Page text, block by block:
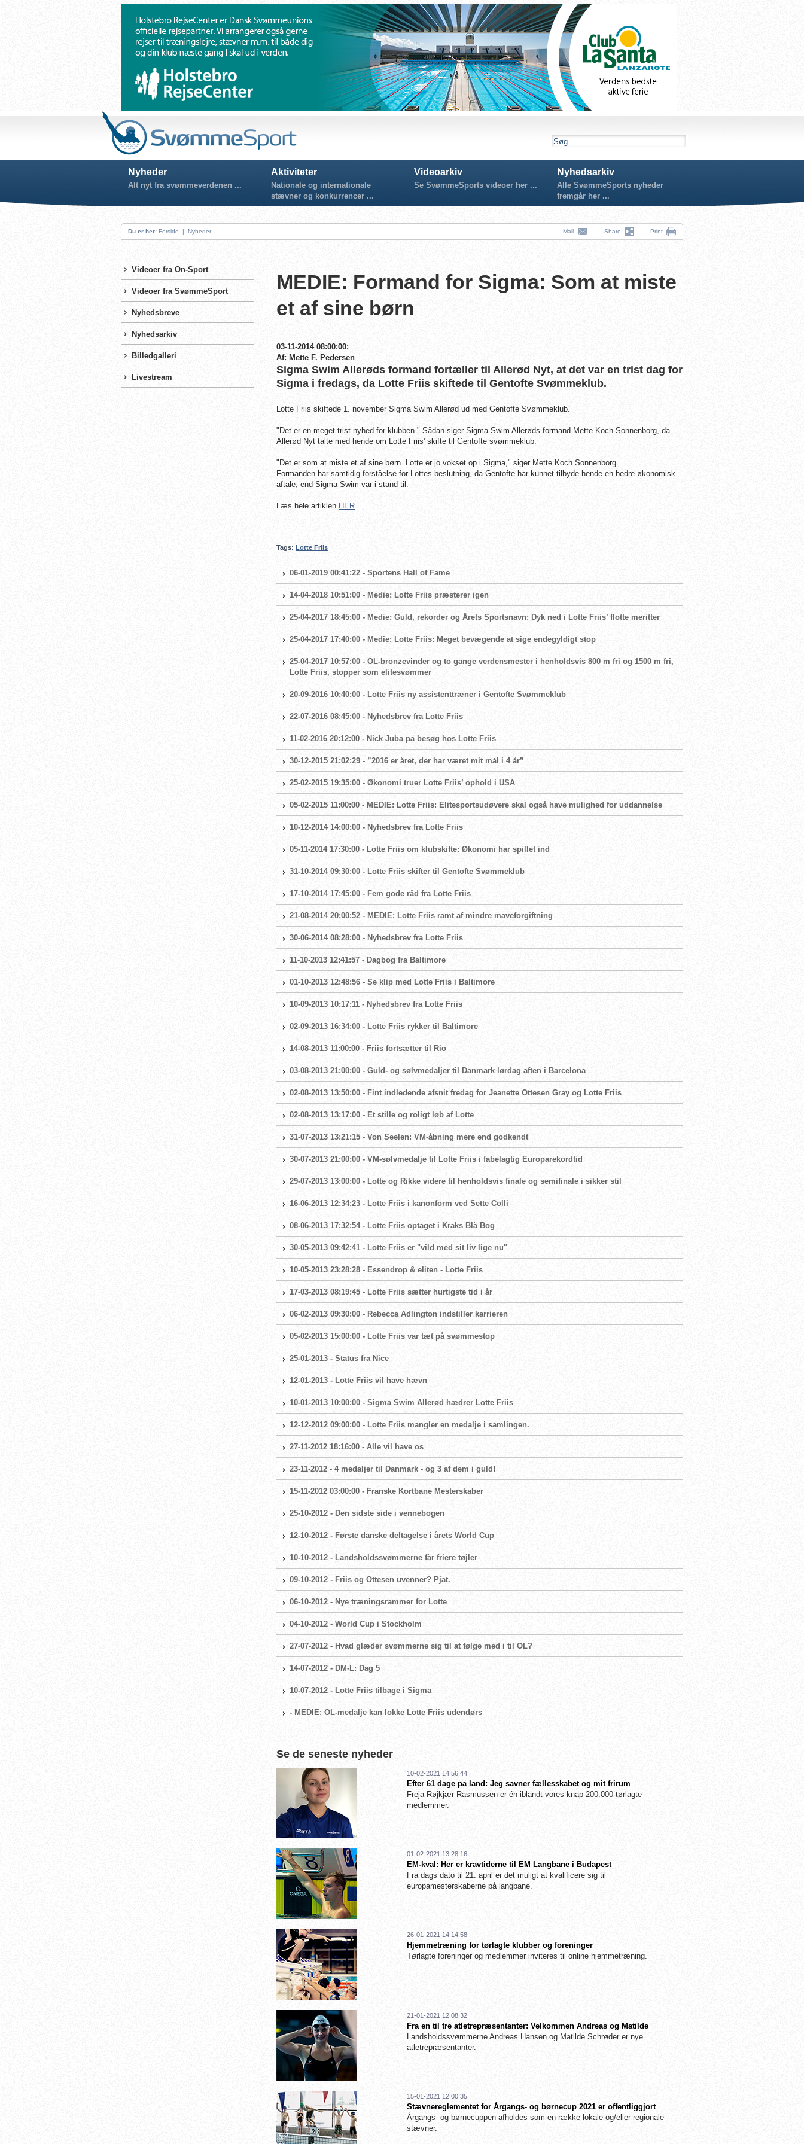
Nyheder
Alt nyt fra svømmeverdenen ...
Aktiviteter
Nationale og internationale
stævner og konkurrencer ...
Videoarkiv
Se SvømmeSports videoer her ...
Nyhedsarkiv
Alle SvømmeSports nyheder
fremgår her ...
Du er her: Forside | Nyheder Mail Share Print
Videoer fra On-Sport
Videoer fra SvømmeSport
Nyhedsbreve
Nyhedsarkiv
Billedgalleri
Livestream
MEDIE: Formand for Sigma: Som at miste
et af sine børn
03-11-2014 08:00:00:
Af: Mette F. Pedersen
Sigma Swim Allerøds formand fortæller til Allerød Nyt, at det var en trist dag for
Sigma i fredags, da Lotte Friis skiftede til Gentofte Svømmeklub.
Lotte Friis skiftede 1. november Sigma Swim Allerød ud med Gentofte Svømmeklub.
"Det er en meget trist nyhed for klubben." Sådan siger Sigma Swim Allerøds formand Mette Koch Sonnenborg, da
Allerød Nyt talte med hende om Lotte Friis' skifte til Gentofte svømmeklub.
"Det er som at miste et af sine børn. Lotte er jo vokset op i Sigma," siger Mette Koch Sonnenborg.
Formanden har samtidig forståelse for Lottes beslutning, da Gentofte har kunnet tilbyde hende en bedre økonomisk
aftale, end Sigma Swim var i stand til.
Læs hele artiklen HER
Tags: Lotte Friis
06-01-2019 00:41:22 - Sportens Hall of Fame
14-04-2018 10:51:00 - Medie: Lotte Friis præsterer igen
25-04-2017 18:45:00 - Medie: Guld, rekorder og Årets Sportsnavn: Dyk ned i Lotte Friis’ flotte meritter
25-04-2017 17:40:00 - Medie: Lotte Friis: Meget bevægende at sige endegyldigt stop
25-04-2017 10:57:00 - OL-bronzevinder og to gange verdensmester i henholdsvis 800 m fri og 1500 m fri,
Lotte Friis, stopper som elitesvømmer
20-09-2016 10:40:00 - Lotte Friis ny assistenttræner i Gentofte Svømmeklub
22-07-2016 08:45:00 - Nyhedsbrev fra Lotte Friis
11-02-2016 20:12:00 - Nick Juba på besøg hos Lotte Friis
30-12-2015 21:02:29 - ”2016 er året, der har været mit mål i 4 år”
25-02-2015 19:35:00 - Økonomi truer Lotte Friis’ ophold i USA
05-02-2015 11:00:00 - MEDIE: Lotte Friis: Elitesportsudøvere skal også have mulighed for uddannelse
10-12-2014 14:00:00 - Nyhedsbrev fra Lotte Friis
05-11-2014 17:30:00 - Lotte Friis om klubskifte: Økonomi har spillet ind
31-10-2014 09:30:00 - Lotte Friis skifter til Gentofte Svømmeklub
17-10-2014 17:45:00 - Fem gode råd fra Lotte Friis
21-08-2014 20:00:52 - MEDIE: Lotte Friis ramt af mindre maveforgiftning
30-06-2014 08:28:00 - Nyhedsbrev fra Lotte Friis
11-10-2013 12:41:57 - Dagbog fra Baltimore
01-10-2013 12:48:56 - Se klip med Lotte Friis i Baltimore
10-09-2013 10:17:11 - Nyhedsbrev fra Lotte Friis
02-09-2013 16:34:00 - Lotte Friis rykker til Baltimore
14-08-2013 11:00:00 - Friis fortsætter til Rio
03-08-2013 21:00:00 - Guld- og sølvmedaljer til Danmark lørdag aften i Barcelona
02-08-2013 13:50:00 - Fint indledende afsnit fredag for Jeanette Ottesen Gray og Lotte Friis
02-08-2013 13:17:00 - Et stille og roligt løb af Lotte
31-07-2013 13:21:15 - Von Seelen: VM-åbning mere end godkendt
30-07-2013 21:00:00 - VM-sølvmedalje til Lotte Friis i fabelagtig Europarekordtid
29-07-2013 13:00:00 - Lotte og Rikke videre til henholdsvis finale og semifinale i sikker stil
16-06-2013 12:34:23 - Lotte Friis i kanonform ved Sette Colli
08-06-2013 17:32:54 - Lotte Friis optaget i Kraks Blå Bog
30-05-2013 09:42:41 - Lotte Friis er "vild med sit liv lige nu"
10-05-2013 23:28:28 - Essendrop & eliten - Lotte Friis
17-03-2013 08:19:45 - Lotte Friis sætter hurtigste tid i år
06-02-2013 09:30:00 - Rebecca Adlington indstiller karrieren
05-02-2013 15:00:00 - Lotte Friis var tæt på svømmestop
25-01-2013 - Status fra Nice
12-01-2013 - Lotte Friis vil have hævn
10-01-2013 10:00:00 - Sigma Swim Allerød hædrer Lotte Friis
12-12-2012 09:00:00 - Lotte Friis mangler en medalje i samlingen.
27-11-2012 18:16:00 - Alle vil have os
23-11-2012 - 4 medaljer til Danmark - og 3 af dem i guld!
15-11-2012 03:00:00 - Franske Kortbane Mesterskaber
25-10-2012 - Den sidste side i vennebogen
12-10-2012 - Første danske deltagelse i årets World Cup
10-10-2012 - Landsholdssvømmerne får friere tøjler
09-10-2012 - Friis og Ottesen uvenner? Pjat.
06-10-2012 - Nye træningsrammer for Lotte
04-10-2012 - World Cup i Stockholm
27-07-2012 - Hvad glæder svømmerne sig til at følge med i til OL?
14-07-2012 - DM-L: Dag 5
10-07-2012 - Lotte Friis tilbage i Sigma
- MEDIE: OL-medalje kan lokke Lotte Friis udendørs
Se de seneste nyheder
10-02-2021 14:56:44
Efter 61 dage på land: Jeg savner fællesskabet og mit frirum
Freja Røjkjær Rasmussen er én iblandt vores knap 200.000 tørlagte
medlemmer.
01-02-2021 13:28:16
EM-kval: Her er kravtiderne til EM Langbane i Budapest
Fra dags dato til 21. april er det muligt at kvalificere sig til
europamesterskaberne på langbane.
26-01-2021 14:14:58
Hjemmetræning for tørlagte klubber og foreninger
Tørlagte foreninger og medlemmer inviteres til online hjemmetræning.
21-01-2021 12:08:32
Fra en til tre atletrepræsentanter: Velkommen Andreas og Matilde
Landsholdssvømmerne Andreas Hansen og Matilde Schrøder er nye
atletrepræsentanter.
15-01-2021 12:00:35
Stævnereglementet for Årgangs- og børnecup 2021 er offentliggjort
Årgangs- og børnecuppen afholdes som en række lokale og/eller regionale
stævner.